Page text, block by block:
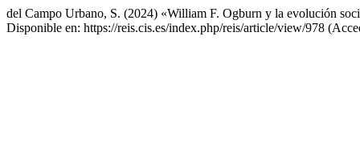
del Campo Urbano, S. (2024) «William F. Ogburn y la evolución
Disponible en: https://reis.cis.es/index.php/reis/article/view/978